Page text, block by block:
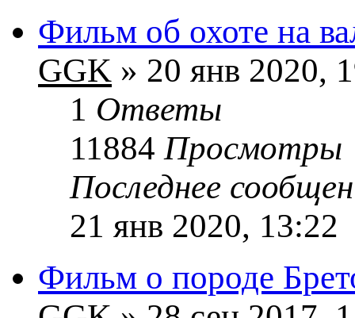
Фильм об охоте на
GGK » 20 янв 2020,
1 Ответы
11884Просмотры
Последнее
21 янв 2020, 13:22
Фильм о породе